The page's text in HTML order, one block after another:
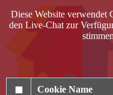
Diese Website
den Live-Chat zur
Cookie Name